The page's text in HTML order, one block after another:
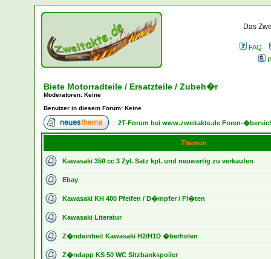
Das
FAQ
Biete Motorradteile / Ersatzteile / Zubeh�r
Moderatoren: Keine
Benutzer in diesem Forum: Keine
2T-Forum bei www.zweitakte.de Foren-
Themen
Kawasaki 350 cc 3 Zyl. Satz kpl. und neuwertig zu verkaufen
Ebay
Kawasaki KH 400 Pfeifen / D�mpfer / Fl�ten
Kawasaki Literatur
Z�ndeinheit Kawasaki H2/H1D �berholen
Z�ndapp KS 50 WC Sitzbankspoiler